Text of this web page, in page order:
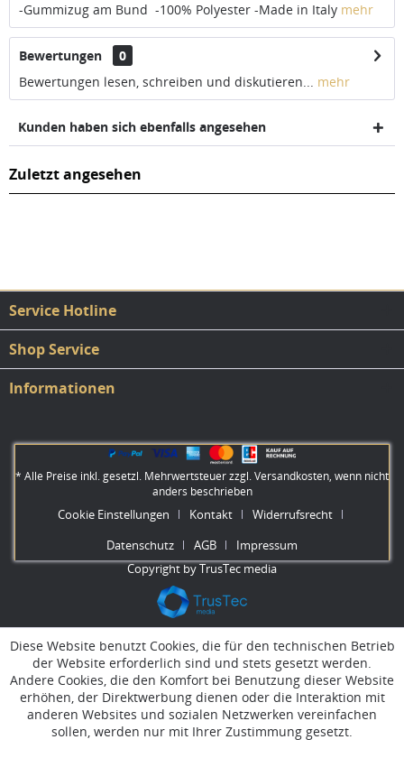
-Gummizug am Bund -100% Polyester -Made in Italy mehr
Bewertungen
0
Bewertungen lesen, schreiben und diskutieren... mehr
Kunden haben sich ebenfalls angesehen
Zuletzt angesehen
Service Hotline
Shop Service
Informationen
* Alle Preise inkl. gesetzl. Mehrwertsteuer zzgl.Versandkosten, wenn nicht
anders beschrieben
Cookie Einstellungen Kontakt
Widerrufsrecht
Datenschutz
AGB
Impressum
Copyright by TrusTec media
Diese Website benutzt Cookies, die für den technischen Betrieb
der Website erforderlich sind und stets gesetzt werden.
Andere Cookies, die den Komfort bei Benutzung dieser Website
erhöhen, der Direktwerbung dienen oder die Interaktion mit
anderen Websites und sozialen Netzwerken vereinfachen
sollen, werden nur mit Ihrer Zustimmung gesetzt.